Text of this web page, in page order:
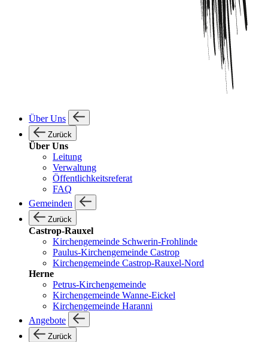
Über Uns
Zurück
Über Uns
Leitung
Verwaltung
Öffentlichkeitsreferat
FAQ
Gemeinden
Zurück
Castrop-Rauxel
Kirchengemeinde Schwerin-Frohlinde
Paulus-Kirchengemeinde Castrop
Kirchengemeinde Castrop-Rauxel-Nord
Herne
Petrus-Kirchengemeinde
Kirchengemeinde Wanne-Eickel
Kirchengemeinde Haranni
Angebote
Zurück